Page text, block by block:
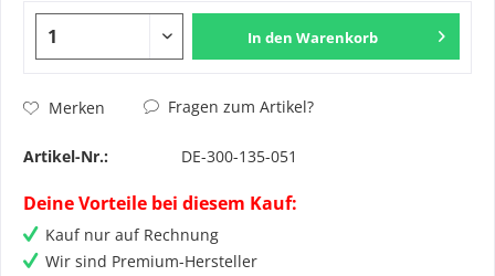
In den Warenkorb
Merken Fragen zum Artikel?
Artikel-Nr.: DE-300-135-051
Deine Vorteile bei diesem Kauf:
Kauf nur auf Rechnung
Wir sind Premium-Hersteller